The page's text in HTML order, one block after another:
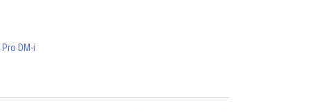
Pro DM-i